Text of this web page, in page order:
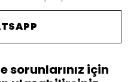
sorunlarınız için